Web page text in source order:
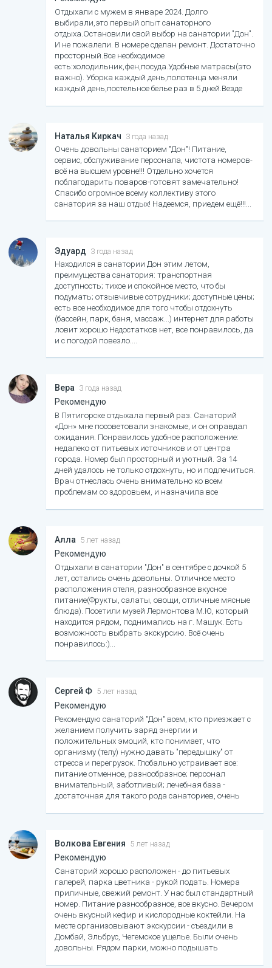
Отдыхали с мужем в январе 2024. Долго
выбирали,это первый опыт санаторного
отдыха.Остановили свой выбор на санатории "Дон".
И не пожалели. В номере сделан ремонт. Достаточно
просторный.Все необходимое
есть:холодильник,фен,посуда.Удобные матрасы(это
важно). Уборка каждый день,полотенца меняли
каждый день,постельное белье раз в 5 дней.Везде
фантазией. Всегда есть выбор,все вкусно. И
расположен санаторий удобно.Все рядом: Машук,
канатка, Провал, парк Цветник. Отдохнули
хорошо.укрепили здоровье.
Наталья Киркач 3 года назад
Очень довольны санаторием "Дон"! Питание,
сервис, обслуживание персонала, чистота номеров-
всё на высшем уровне!!! Отдельно хочется
поблагодарить поваров-готовят замечательно!
Спасибо огромное всему коллективу этого
санатория за наш отдых! Надеемся, приедем ещё!!!
Эдуард 3 года назад
Находился в санатории Дон этим летом,
преимущества санатория: транспортная
доступность; тихое и спокойное место, что бы
подумать; отзывчивые сотрудники; доступные цены;
есть все необходимое для того чтобы отдохнуть
(бассейн, парк, баня, массаж...) интернет для работы
ловит хорошо Недостатков нет, все понравилось, да
и с погодой повезло.
Вера 3 года назад
Рекомендую
В Пятигорске отдыхала первый раз. Санаторий
«Дон» мне посоветовали знакомые, и он оправдал
ожидания. Понравилось удобное расположение:
недалеко от питьевых источников и от центра
города. Номер был просторный и уютный. За 14
дней удалось не только отдохнуть, но и подлечиться.
Врач отнеслась очень внимательно ко всем
проблемам со здоровьем, и назначила все
качество!
Алла 5 лет назад
Рекомендую
Отдыхали в санатории "Дон" в сентябре с дочкой 5
лет, остались очень довольны. Отличное место
расположения отеля, разнообразное вкусное
питание(Фрукты, салаты, овощи, отличные мясные
блюда). Посетили музей Лермонтова М.Ю, который
находится рядом, поднимались на г. Машук. Есть
возможность выбрать экскурсию. Всё очень
понравилось:)
Сергей Ф 5 лет назад
Рекомендую
Рекомендую санаторий "Дон" всем, кто приезжает с
желанием получить заряд энергии и
положительных эмоций, кто понимает, что
организму (телу) нужно давать "передышку" от
стресса и перегрузок. Глобально устраивает все:
питание отменное, разнообразное; персонал
внимательный, заботливый; лечебная база -
достаточная для такого рода санаториев, очень
(15-20 минут пешком). Постоянно ведутся работы по
благоустройству территории и номеров.
Волкова Евгения 5 лет назад
Рекомендую
Санаторий хорошо расположен - до питьевых
галерей, парка цветника - рукой подать. Номера
приличные, свежий ремонт. У нас был стандартный
номер. Питание разнообразное, все вкусно. Вечером
очень вкусный кефир и кислородные коктейли. На
месте организовывают экскурсии - съездили в
Домбай, Эльбрус, Чегемское ущелье. Были очень
довольны. Рядом парки, можно подышать